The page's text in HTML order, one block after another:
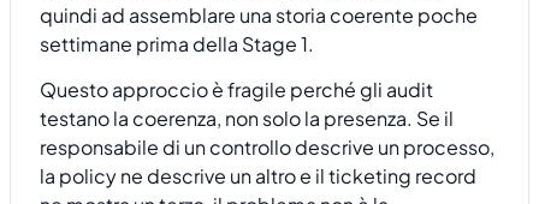
quindi ad assemblare una storia coerente poche
settimane prima della Stage 1.
Questo approccio è fragile perché gli audit
testano la coerenza, non solo la presenza. Se il
responsabile di un controllo descrive un processo,
la policy ne descrive un altro e il ticketing record